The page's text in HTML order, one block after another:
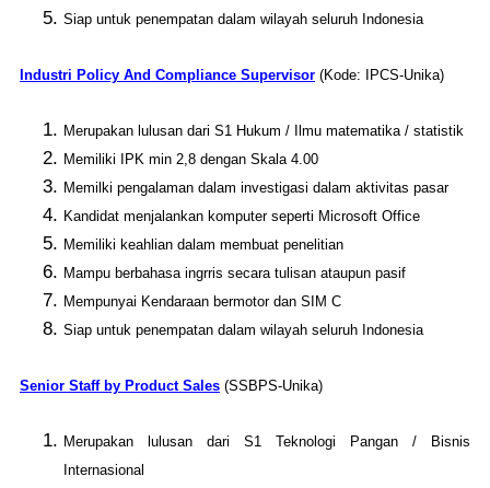
Siap untuk penempatan dalam wilayah seluruh Indonesia
Industri Policy And Compliance Supervisor (Kode: IPCS-Unika)
Merupakan lulusan dari S1 Hukum / Ilmu matematika / statistik
Memiliki IPK min 2,8 dengan Skala 4.00
Memilki pengalaman dalam investigasi dalam aktivitas pasar
Kandidat menjalankan komputer seperti Microsoft Office
Memiliki keahlian dalam membuat penelitian
Mampu berbahasa ingrris secara tulisan ataupun pasif
Mempunyai Kendaraan bermotor dan SIM C
Siap untuk penempatan dalam wilayah seluruh Indonesia
Senior Staff by Product Sales (SSBPS-Unika)
Merupakan lulusan dari S1 Teknologi Pangan / Bisnis
Internasional